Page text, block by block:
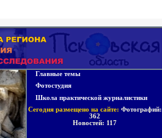
Главные темы
Фотостудия
Школа практической журналистики
Сегодня размещено на сайте: Фотографий:
362
Новостей: 117